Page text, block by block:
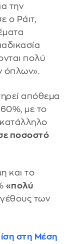
την
ο Ράιτ,
πολύ
όπλων».
απόθεμα
με το
κατάλληλο
ποσοστό
και το
«πολύ
των
στη Μέση